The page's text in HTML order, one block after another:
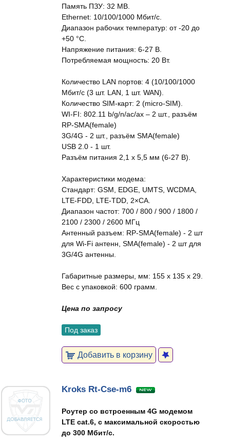
Память ПЗУ: 32 MB.
Ethernet: 10/100/1000 Мбит/c.
Диапазон рабочих температур: от -20 до
+50 °C.
Напряжение питания: 6-27 В.
Потребляемая мощность: 20 Вт.
Количество LAN портов: 4 (10/100/1000
Мбит/с (3 шт. LAN, 1 шт. WAN).
Количество SIM-карт: 2 (micro-SIM).
WI-FI: 802.11 b/g/n/ac/ax – 2 шт., разъём
RP-SMA(female)
3G/4G - 2 шт., разъём SMA(female)
USB 2.0 - 1 шт.
Разъём питания 2,1 х 5,5 мм (6-27 В).
Характеристики модема:
Стандарт: GSM, EDGE, UMTS, WCDMA,
LTE-FDD, LTE-TDD, 2×CA.
Диапазон частот: 700 / 800 / 900 / 1800 /
2100 / 2300 / 2600 МГц
Антенный разъем: RP-SMA(female) - 2 шт
для Wi-Fi антенн, SMA(female) - 2 шт для
3G/4G антенны.
Габаритные размеры, мм: 155 x 135 x 29.
Вес с упаковкой: 600 грамм.
Цена по запросу
Под заказ
Добавить в корзину
Kroks Rt-Cse-m6
Роутер со встроенным 4G модемом
LTE cat.6, с максимальной скоростью
до 300 Мбит/c.